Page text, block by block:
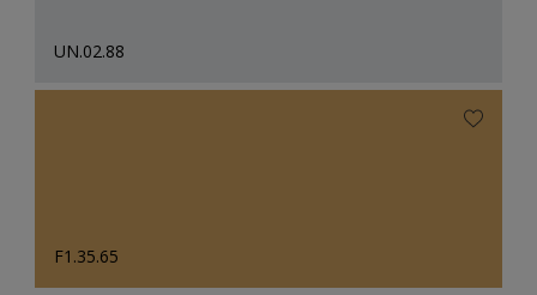
UN.02.88
F1.35.65